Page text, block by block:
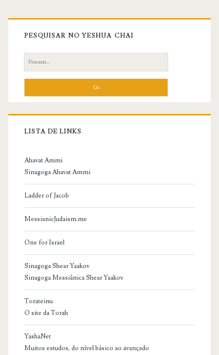
posts
Primary
Sidebar
PESQUISAR NO YESHUA CHAI
Search
for:
LISTA DE LINKS
Ahavat Ammi
Sinagoga Ahavat Ammi
Ladder of Jacob
MessianicJudaism.me
One for Israel
Sinagoga Shear Yaakov
Sinagoga Messiânica Shear Yaakov
Torateinu
O site da Torah
YashaNet
Muitos estudos, do nível básico ao avançado